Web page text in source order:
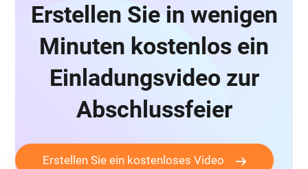
Erstellen Sie in wenigen
Minuten kostenlos ein
Einladungsvideo zur
Abschlussfeier
Erstellen Sie ein kostenloses Video